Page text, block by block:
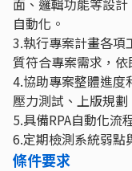
面、邏輯功能等設
自動化。
3.執行專案計畫各項
質符合專案需求，
4.協助專案整體進度
壓力測試、上版規劃
5.具備RPA自動化流
6.定期檢測系統弱點
條件要求